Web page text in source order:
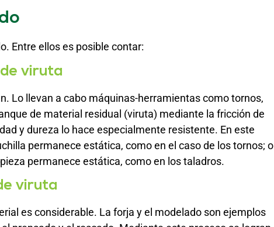
Entre ellos es posible contar:
viruta
Lo llevan a cabo máquinas-herramientas como tornos,
de material residual (viruta) mediante la fricción de
y dureza lo hace especialmente resistente. En este
permanece estática, como en el caso de los tornos; o
permanece estática, como en los taladros.
viruta
es considerable. La forja y el modelado son ejemplos